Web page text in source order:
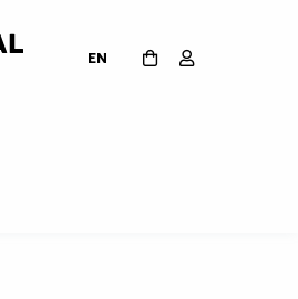
EN